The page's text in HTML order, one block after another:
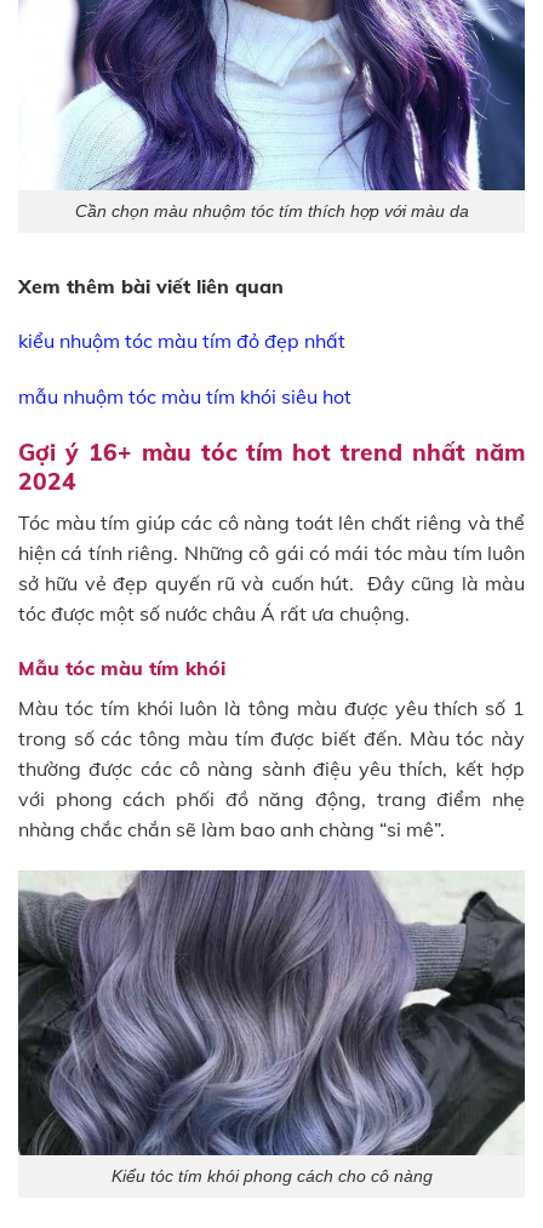
Cần chọn màu nhuộm tóc tím thích hợp với màu da
Xem thêm bài viết liên quan
kiểu nhuộm tóc màu tím đỏ đẹp nhất
mẫu nhuộm tóc màu tím khói siêu hot
Gợi ý 16+ màu tóc tím hot trend nhất năm
2024
Tóc màu tím giúp các cô nàng toát lên chất riêng và thể
hiện cá tính riêng. Những cô gái có mái tóc màu tím luôn
sở hữu vẻ đẹp quyến rũ và cuốn hút. Đây cũng là màu
tóc được một số nước châu Á rất ưa chuộng.
Mẫu tóc màu tím khói
Màu tóc tím khói luôn là tông màu được yêu thích số 1
trong số các tông màu tím được biết đến. Màu tóc này
thường được các cô nàng sành điệu yêu thích, kết hợp
với phong cách phối đồ năng động, trang điểm nhẹ
nhàng chắc chắn sẽ làm bao anh chàng “si mê”.
Kiểu tóc tím khói phong cách cho cô nàng